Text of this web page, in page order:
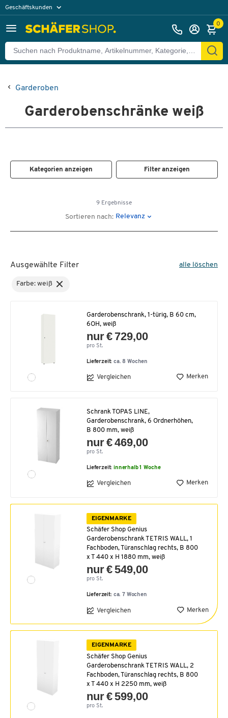
Geschäftskunden
0
Garderoben
Garderobenschränke weiß
Kategorien anzeigen Filter anzeigen
9 Ergebnisse
Sortieren nach: Relevanz
Ausgewählte Filter alle löschen
Farbe: weiß
Garderobenschrank, 1-türig, B 60 cm,
6OH, weiß
nur € 729,00
pro St.
Lieferzeit:ca. 8 Wochen
Vergleichen Merken
Schrank TOPAS LINE,
Garderobenschrank, 6 Ordnerhöhen,
B 800 mm, weiß
nur € 469,00
pro St.
Lieferzeit:innerhalb 1 Woche
Vergleichen Merken
EIGENMARKE
Schäfer Shop Genius
Garderobenschrank TETRIS WALL, 1
Fachboden, Türanschlag rechts, B 800
x T 440 x H 1880 mm, weiß
nur € 549,00
pro St.
Lieferzeit: ca. 7 Wochen
Vergleichen Merken
EIGENMARKE
Schäfer Shop Genius
Garderobenschrank TETRIS WALL, 2
Fachboden, Türanschlag rechts, B 800
x T 440 x H 2250 mm, weiß
nur € 599,00
pro St.